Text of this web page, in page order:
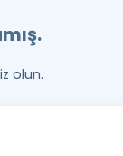
olun.